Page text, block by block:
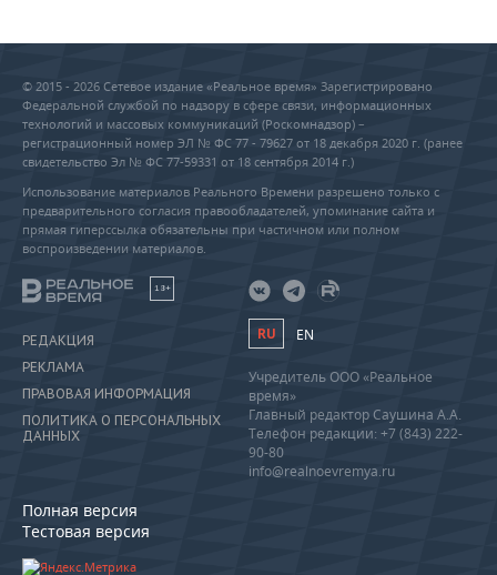
© 2015 - 2026 Сетевое издание «Реальное время» Зарегистрировано
Федеральной службой по надзору в сфере связи, информационных
технологий и массовых коммуникаций (Роскомнадзор) –
регистрационный номер ЭЛ № ФС 77 - 79627 от 18 декабря 2020 г. (ранее
свидетельство Эл № ФС 77-59331 от 18 сентября 2014 г.)
Использование материалов Реального Времени разрешено только с
предварительного согласия правообладателей, упоминание сайта и
прямая гиперссылка обязательны при частичном или полном
воспроизведении материалов.
18+
РЕДАКЦИЯ
РЕКЛАМА
ПРАВОВАЯ ИНФОРМАЦИЯ
ПОЛИТИКА О ПЕРСОНАЛЬНЫХ
ДАННЫХ
Полная версия
Тестовая версия
RU EN
Учредитель ООО «Реальное
время»
Главный редактор Саушина А.А.
Телефон редакции: +7 (843) 222-
90-80
info@realnoevremya.ru